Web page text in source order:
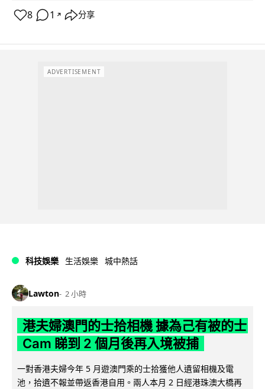
8 1 ↗ 分享
ADVERTISEMENT
科技娛樂 生活娛樂 城中熱話
Lawton 2 小時
港夫婦澳門的士拾相機 據為己有被的士
Cam 睇到 2 個月後再入境被捕
一對香港夫婦今年 5 月遊澳門乘的士拾獲他人遺留相機及電
池，拾遺不報並帶返香港自用。兩人本月 2 日經港珠澳大橋再